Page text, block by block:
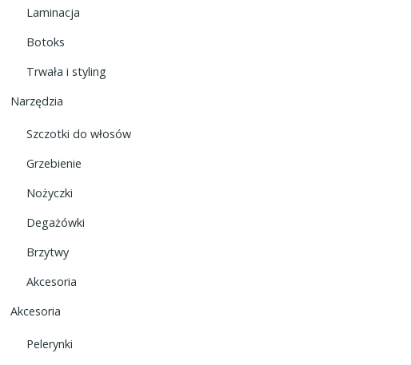
Laminacja
Botoks
Trwała i styling
Narzędzia
Szczotki do włosów
Grzebienie
Nożyczki
Degażówki
Brzytwy
Akcesoria
Akcesoria
Pelerynki